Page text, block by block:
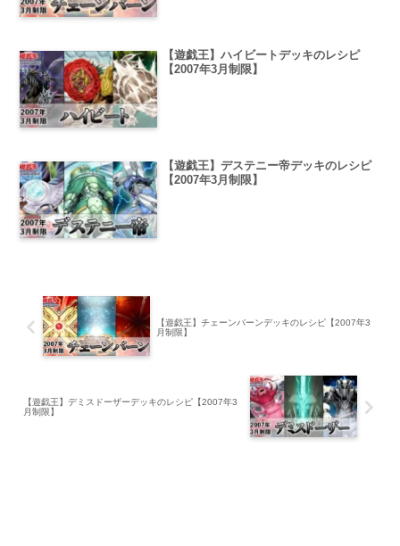
【遊戯王】ハイビートデッキのレシピ
【2007年3月制限】
【遊戯王】デステニー帝デッキのレシピ
【2007年3月制限】
【遊戯王】チェーンバーンデッキのレシピ【2007年3
月制限】
【遊戯王】デミスドーザーデッキのレシピ【2007年3
月制限】